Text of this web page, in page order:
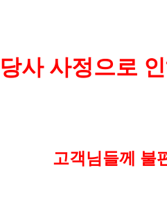
당사 사정으로
고객님들께 불